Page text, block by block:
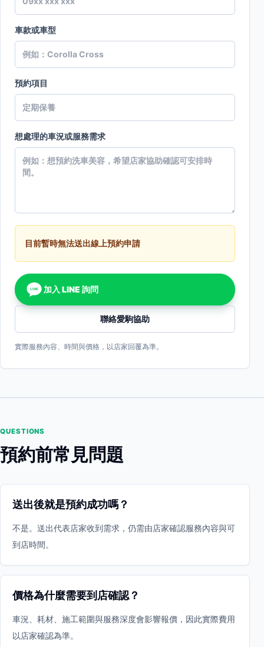
車款或車型
預約項目
想處理的車況或服務需求
目前暫時無法送出線上預約申請
LINE 加入 LINE 詢問
聯絡愛駒協助
實際服務內容、時間與價格，以店家回覆為準。
QUESTIONS
預約前常見問題
送出後就是預約成功嗎？
不是。送出代表店家收到需求，仍需由店家確認服務內容與可
到店時間。
價格為什麼需要到店確認？
車況、耗材、施工範圍與服務深度會影響報價，因此實際費用
以店家確認為準。